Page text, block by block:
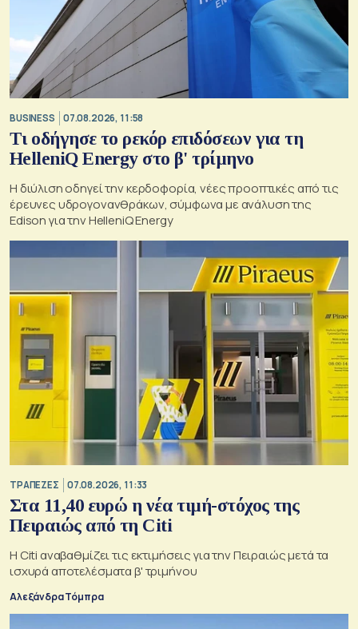
BUSINESS 07.08.2026, 11:58
Τι οδήγησε το ρεκόρ επιδόσεων για τη
HelleniQ Energy στο β' τρίμηνο
Η διύλιση οδηγεί την κερδοφορία, νέες προοπτικές από τις
έρευνες υδρογονανθράκων, σύμφωνα με ανάλυση της
Edison για την HelleniQ Energy
ΤΡΑΠΕΖΕΣ 07.08.2026, 11:33
Στα 11,40 ευρώ η νέα τιμή-στόχος της
Πειραιώς από τη Citi
Η Citi αναβαθμίζει τις εκτιμήσεις για την Πειραιώς μετά τα
ισχυρά αποτελέσματα β' τριμήνου
Αλεξάνδρα Τόμπρα